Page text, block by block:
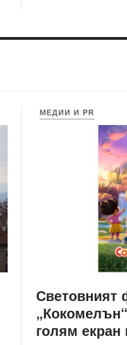
МЕДИИ И PR
Световният
голям